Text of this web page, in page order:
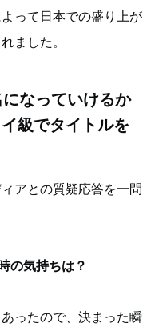
って日本での盛り上が
ました。
なっていけるか
級でタイトルを
アとの質疑応答を一問
の気持ちは？
ったので、決まった瞬